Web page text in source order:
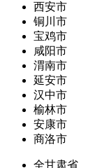
西安市
铜川市
宝鸡市
咸阳市
渭南市
延安市
汉中市
榆林市
安康市
商洛市
全甘肃省